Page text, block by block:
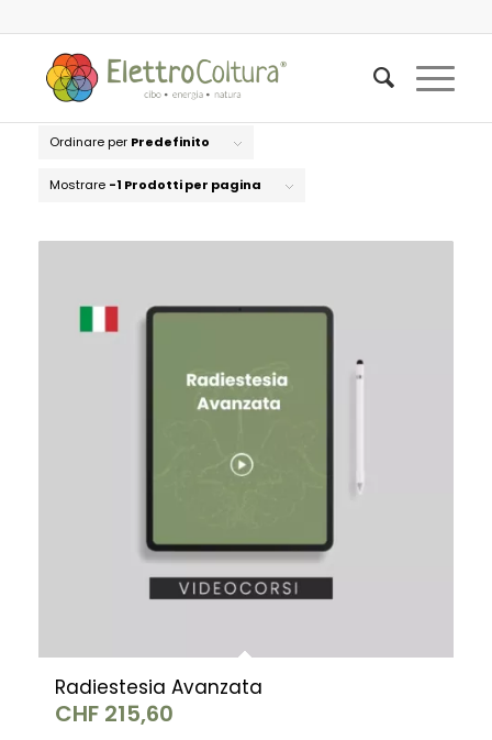
Ordinare per Predefinito
Mostrare -1 Prodotti per pagina
Radiestesia Avanzata
CHF215,60